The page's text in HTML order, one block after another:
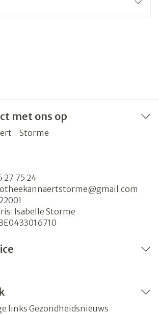
met ons op
- Storme
27 75 24
gmail.com
Isabelle Storme
links Gezondheidsnieuws